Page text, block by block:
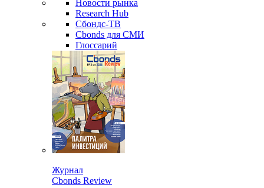
Новости & Research Hub
Новости рынка
Research Hub
Сбондс-ТВ
Cbonds для СМИ
Глоссарий